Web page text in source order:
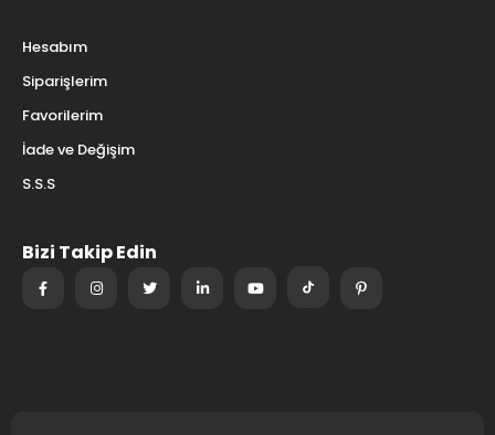
Hesabım
Siparişlerim
Favorilerim
İade ve Değişim
S.S.S
Bizi Takip Edin